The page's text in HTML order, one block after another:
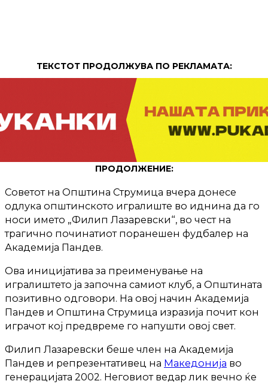
ТЕКСТОТ ПРОДОЛЖУВА ПО РЕКЛАМАТА:
ПРОДОЛЖЕНИЕ:
Советот на Општина Струмица вчера донесе
одлука општинското игралиште во иднина да го
носи името „Филип Лазаревски“, во чест на
трагично починатиот поранешен фудбалер на
Академија Пандев.
Ова иницијатива за преименување на
игралиштето ја започна самиот клуб, а Општината
позитивно одговори. На овој начин Академија
Пандев и Општина Струмица изразија почит кон
играчот кој предвреме го напушти овој свет.
Филип Лазаревски беше член на Академија
Пандев и репрезентативец на Македонија во
генерацијата 2002. Неговиот ведар лик вечно ќе